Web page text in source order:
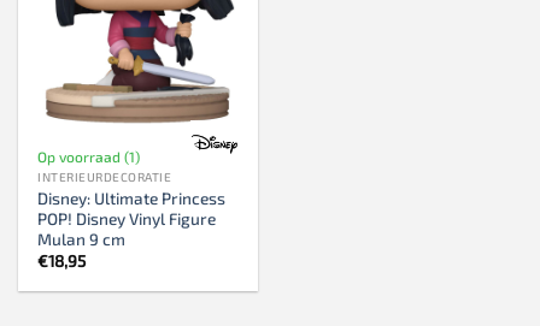
Op voorraad (1)
INTERIEURDECORATIE
Disney: Ultimate Princess
POP! Disney Vinyl Figure
Mulan 9 cm
€18,95